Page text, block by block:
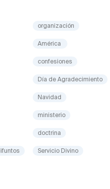
organización
América
confesiones
Día de Agradecimiento
Navidad
ministerio
doctrina
Servicio Divino